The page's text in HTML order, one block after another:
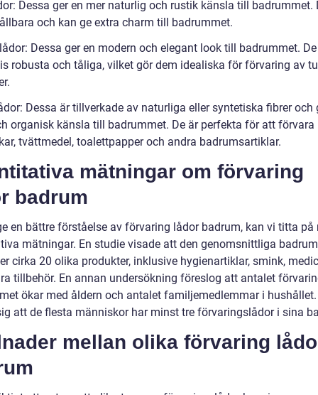
Dessa ger en mer naturlig och rustik känsla till badrummet.
och kan ge extra charm till badrummet.
Dessa ger en modern och elegant look till badrummet.
robusta och tåliga, vilket gör dem idealiska för förvaring av
Dessa är tillverkade av naturliga eller syntetiska fibrer och
organisk känsla till badrummet. De är perfekta för att förvara
tvättmedel, toalettpapper och andra badrumsartiklar.
mätningar om förvaring
badrum
en bättre förståelse av förvaring lådor badrum, kan vi titta på
mätningar. En studie visade att den genomsnittliga
cirka 20 olika produkter, inklusive hygienartiklar, smink,
tillbehör. En annan undersökning föreslog att antalet
ökar med åldern och antalet familjemedlemmar i
att de flesta människor har minst tre förvaringslådor i sina
mellan olika förvaring